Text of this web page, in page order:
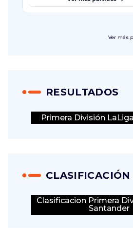
Ver más
RESULTADOS
Primera División
CLASIFICACIÓN
Clasificacion Primera
Santander